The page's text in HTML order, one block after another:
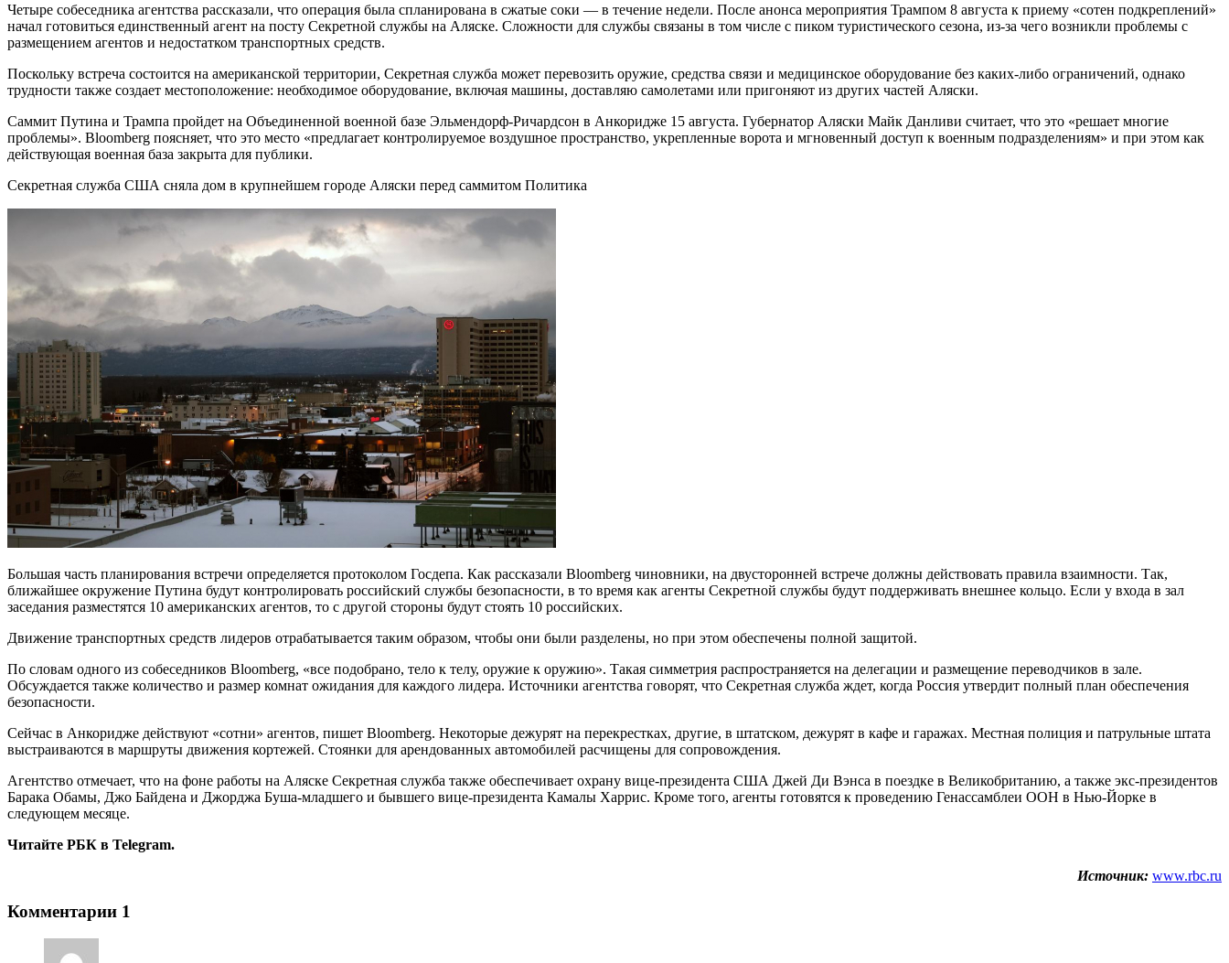
Четыре собеседника агентства рассказали, что операция была спланирована в сжатые соки — в течение недели. После анонса мероприятия Трампом 8 августа к приему «сотен подкреплений»
начал готовиться единственный агент на посту Секретной службы на Аляске. Сложности для службы связаны в том числе с пиком туристического сезона, из-за чего возникли проблемы с
размещением агентов и недостатком транспортных средств.
Поскольку встреча состоится на американской территории, Секретная служба может перевозить оружие, средства связи и медицинское оборудование без каких-либо ограничений, однако
трудности также создает местоположение: необходимое оборудование, включая машины, доставляю самолетами или пригоняют из других частей Аляски.
Саммит Путина и Трампа пройдет на Объединенной военной базе Эльмендорф-Ричардсон в Анкоридже 15 августа. Губернатор Аляски Майк Данливи считает, что это «решает многие
проблемы». Bloomberg поясняет, что это место «предлагает контролируемое воздушное пространство, укрепленные ворота и мгновенный доступ к военным подразделениям» и при этом как
действующая военная база закрыта для публики.
Секретная служба США сняла дом в крупнейшем городе Аляски перед саммитом Политика
Большая часть планирования встречи определяется протоколом Госдепа. Как рассказали Bloomberg чиновники, на двусторонней встрече должны действовать правила взаимности. Так,
ближайшее окружение Путина будут контролировать российский службы безопасности, в то время как агенты Секретной службы будут поддерживать внешнее кольцо. Если у входа в зал
заседания разместятся 10 американских агентов, то с другой стороны будут стоять 10 российских.
Движение транспортных средств лидеров отрабатывается таким образом, чтобы они были разделены, но при этом обеспечены полной защитой.
По словам одного из собеседников Bloomberg, «все подобрано, тело к телу, оружие к оружию». Такая симметрия распространяется на делегации и размещение переводчиков в зале.
Обсуждается также количество и размер комнат ожидания для каждого лидера. Источники агентства говорят, что Секретная служба ждет, когда Россия утвердит полный план обеспечения
безопасности.
Сейчас в Анкоридже действуют «сотни» агентов, пишет Bloomberg. Некоторые дежурят на перекрестках, другие, в штатском, дежурят в кафе и гаражах. Местная полиция и патрульные штата
выстраиваются в маршруты движения кортежей. Стоянки для арендованных автомобилей расчищены для сопровождения.
Агентство отмечает, что на фоне работы на Аляске Секретная служба также обеспечивает охрану вице-президента США Джей Ди Вэнса в поездке в Великобританию, а также экс-президентов
Барака Обамы, Джо Байдена и Джорджа Буша-младшего и бывшего вице-президента Камалы Харрис. Кроме того, агенты готовятся к проведению Генассамблеи ООН в Нью-Йорке в
следующем месяце.
Читайте РБК в Telegram.
Источник: www.rbc.ru
Комментарии 1